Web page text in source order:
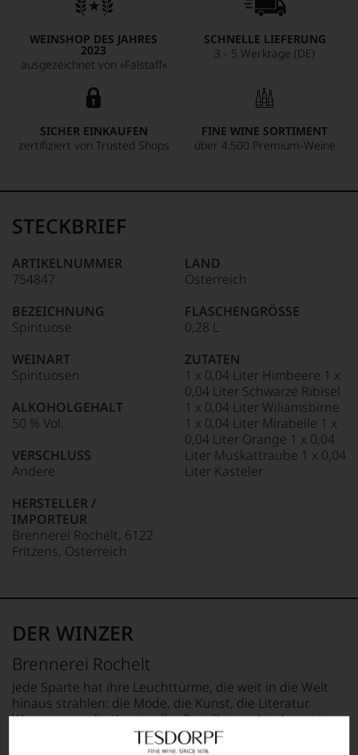
WEINSHOP DES JAHRES
2023
ausgezeichnet von »Falstaff«
SCHNELLE LIEFERUNG
3 - 5 Werktage (DE)
SICHER EINKAUFEN
zertifiziert von Trusted Shops
FINE WINE SORTIMENT
über 4.500 Premium-Weine
STECKBRIEF
ARTIKELNUMMER
754847
BEZEICHNUNG
Spirituose
WEINART
Spirituosen
ALKOHOLGEHALT
50 % Vol.
VERSCHLUSS
Andere
HERSTELLER /
IMPORTEUR
Brennerei Rochelt, 6122
Fritzens, Österreich
LAND
Österreich
FLASCHENGRÖSSE
0,28 L
ZUTATEN
1 x 0,04 Liter Himbeere 1 x
0,04 Liter Schwarze Ribisel
1 x 0,04 Liter Wiliamsbirne
1 x 0,04 Liter Mirabelle 1 x
0,04 Liter Orange 1 x 0,04
Liter Muskattraube 1 x 0,04
Liter Kasteler
DER WINZER
Brennerei Rochelt
Jede Sparte hat ihre Leuchttürme, die weit in die Welt
hinaus strahlen: die Mode, die Kunst, die Literatur.
Wenn es um die Kunst edler Destillate geht, dann ist
diese Benchmark ohne Wenn und Aber die Boutique
Brennerei Rochelt in Fritzens bei Innsbruck. Hier